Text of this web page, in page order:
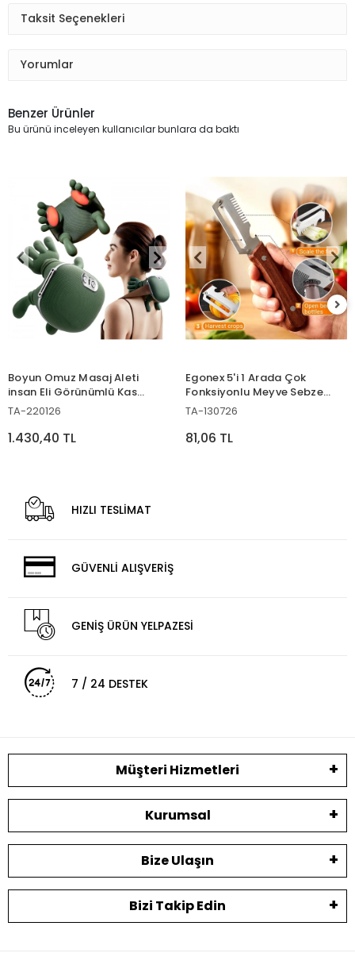
Taksit Seçenekleri
Yorumlar
Benzer Ürünler
Bu ürünü inceleyen kullanıcılar bunlara da baktı
Boyun Omuz Masaj Aleti
insan Eli Görünümlü Kas
Masaj Aleti
TA-220126
1.430,40 TL
Egonex 5'i 1 Arada Çok
Fonksiyonlu Meyve Sebze
Soyacağı, Jülyen Dilimleyici
Saplı Paslanmaz Çelik
TA-130726
81,06 TL
HIZLI TESLİMAT
GÜVENLİ ALIŞVERİŞ
GENİŞ ÜRÜN YELPAZESİ
7 / 24 DESTEK
Müşteri Hizmetleri
Kurumsal
Bize Ulaşın
Bizi Takip Edin